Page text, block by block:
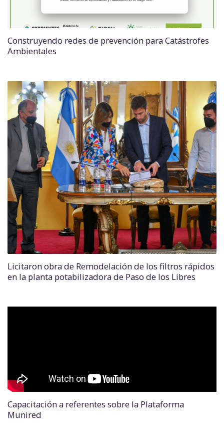
Construyendo redes de prevención para Catástrofes
Ambientales
Licitaron obra de Remodelación de los filtros rápidos
en la planta potabilizadora de Paso de los Libres
Capacitación a referentes sobre la Plataforma
Munired